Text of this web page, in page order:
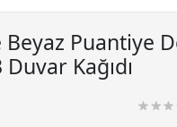
Puantiye
Kağıdı